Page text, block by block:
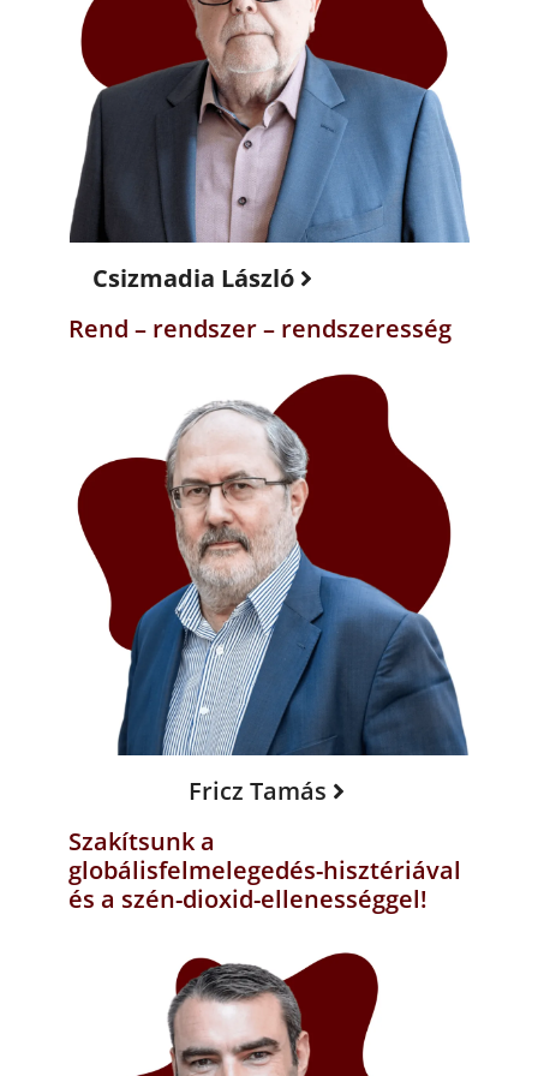
Csizmadia László
Rend – rendszer – rendszeresség
Fricz Tamás
Szakítsunk a
globálisfelmelegedés-hisztériával
és a szén-dioxid-ellenességgel!